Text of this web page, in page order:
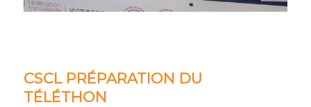
CSCL PRÉPARATION DU
TÉLÉTHON